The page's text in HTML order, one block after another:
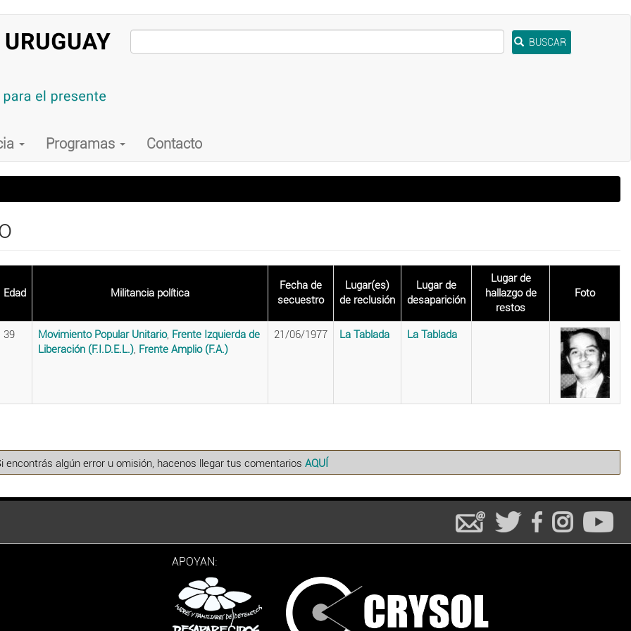
BUSCAR
Programas Contacto
Edad Militancia política
Fecha de
secuestro
Lugar(es)
de reclusión
Lugar de
desaparición
Lugar de
hallazgo de
restos
Foto
39 Movimiento Popular Unitario, Frente Izquierda de
Liberación (F.I.D.E.L.), Frente Amplio (F.A.)
21/06/1977 La Tablada La Tablada
algún error u omisión, hacenos llegar tus comentarios AQUÍ
APOYAN: